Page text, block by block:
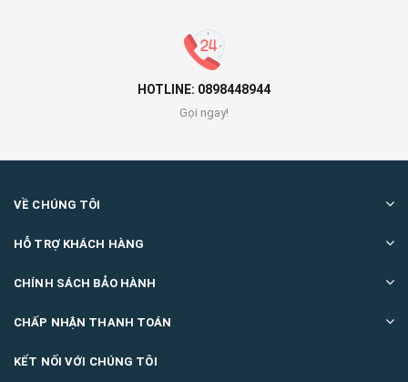
HOTLINE: 0898448944
Gọi ngay!
VỀ CHÚNG TÔI
HỖ TRỢ KHÁCH HÀNG
CHÍNH SÁCH BẢO HÀNH
CHẤP NHẬN THANH TOÁN
KẾT NỐI VỚI CHÚNG TÔI